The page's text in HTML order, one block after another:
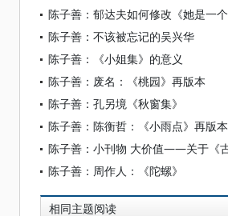
陈子善：不该被忘记的吴兴华
陈子善：《小姐集》的意义
陈子善：废名：《桃园》再版本
陈子善：孔另境《秋窗集》
陈子善：陈衡哲：《小雨点》再版本
陈子善：周作人：《陀螺》
相同主题阅读